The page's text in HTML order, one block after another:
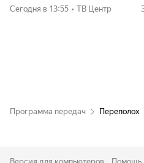
Сегодня в 13:55 • ТВ Центр
Программа передач Переполох